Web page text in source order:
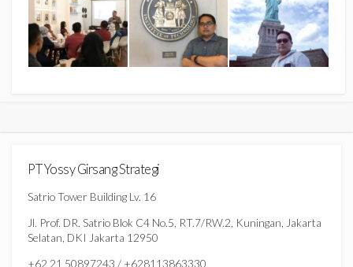
PT Yossy Girsang Strategi
Satrio Tower Building Lv. 16
Jl. Prof. DR. Satrio Blok C4 No.5, RT.7/RW.2, Kuningan, Jakarta
Selatan, DKI Jakarta 12950
+62 21 50897243 / +628113863330,